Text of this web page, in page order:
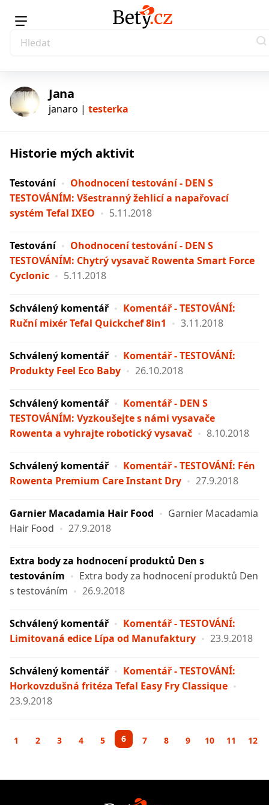
testerka
Jana
janaro | testerka
Historie mých aktivit
Testování
Ohodnocení testování - DEN S
TESTOVÁNÍM: Všestranný žehlicí a napařovací
systém Tefal IXEO
5.11.2018
Testování
Ohodnocení testování - DEN S
TESTOVÁNÍM: Chytrý vysavač Rowenta Smart Force
Cyclonic
5.11.2018
Schválený komentář
Komentář - TESTOVÁNÍ:
Ruční mixér Tefal Quickchef 8in1
3.11.2018
Schválený komentář
Komentář - TESTOVÁNÍ:
Produkty Feel Eco Baby
26.10.2018
Schválený komentář
Komentář - DEN S
TESTOVÁNÍM: Vyzkoušejte s námi vysavače
Rowenta a vyhrajte robotický vysavač
8.10.2018
Schválený komentář
Komentář - TESTOVÁNÍ: Fén
Rowenta Premium Care Instant Dry
27.9.2018
Garnier Macadamia Hair Food
Garnier Macadamia
Hair Food
27.9.2018
Extra body za hodnocení produktů Den s
testováním
Extra body za hodnocení produktů Den
s testováním
26.9.2018
Schválený komentář
Komentář - TESTOVÁNÍ:
Limitovaná edice Lípa od Manufaktury
23.9.2018
Schválený komentář
Komentář - TESTOVÁNÍ:
Horkovzdušná fritéza Tefal Easy Fry Classique
23.9.2018
1 2 3 4 5 6 7 8 9 10 11 12